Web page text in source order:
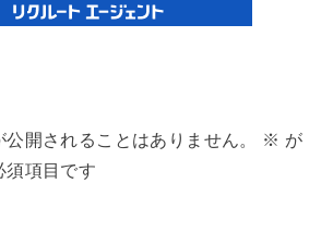
公開されることはありません。 ※ が
須項目です